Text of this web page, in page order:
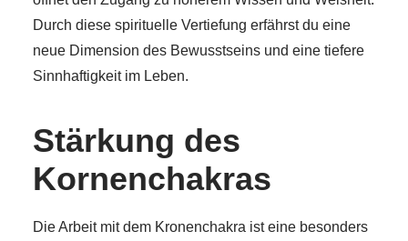
Durch diese spirituelle Vertiefung erfährst du eine
neue Dimension des Bewusstseins und eine tiefere
Sinnhaftigkeit im Leben.
Stärkung des
Kornenchakras
Die Arbeit mit dem Kronenchakra ist eine besonders